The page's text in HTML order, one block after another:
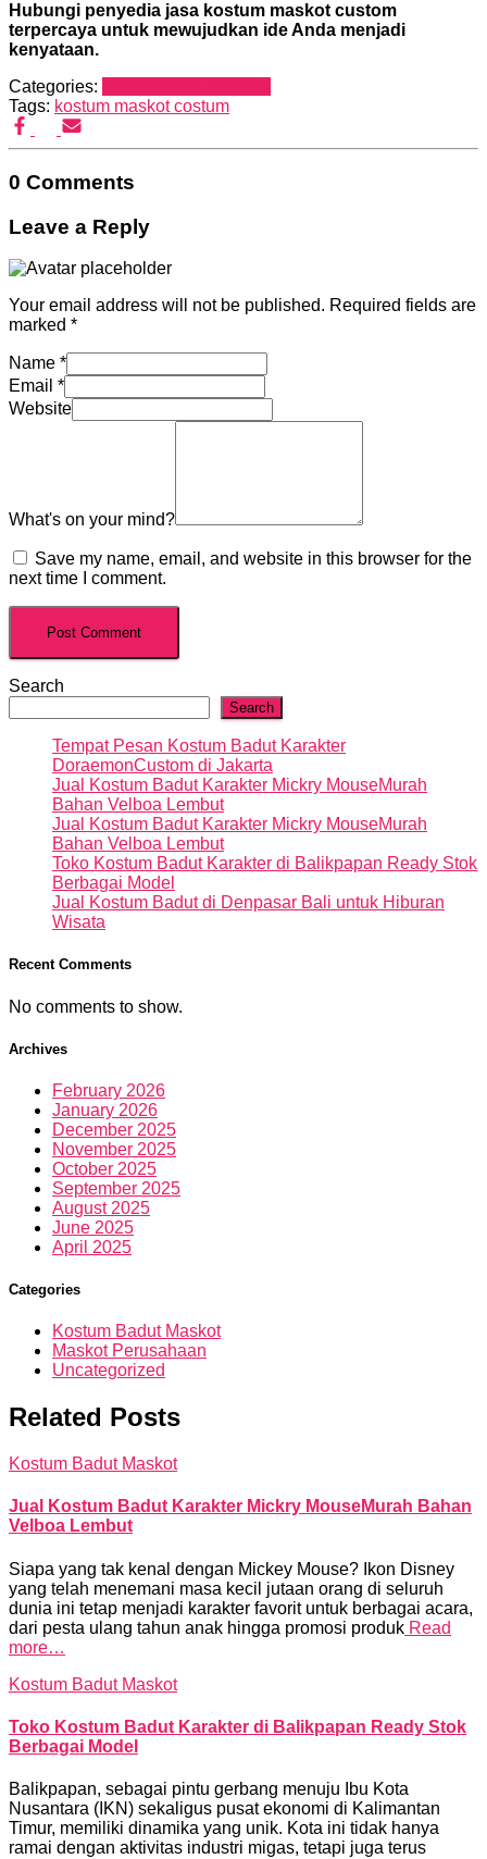
Hubungi penyedia jasa kostum maskot custom
terpercaya untuk mewujudkan ide Anda menjadi
kenyataan.
Categories:
Tags: kostum maskot costum
0 Comments
Leave a Reply
Your email address will not be published. Required fields are
marked *
Name *
Email *
Website
What's on your mind?
Save my name, email, and website in this browser for the
next time I comment.
Search
Search
Tempat Pesan Kostum Badut Karakter
DoraemonCustom di Jakarta
Jual Kostum Badut Karakter Mickry MouseMurah
Bahan Velboa Lembut
Jual Kostum Badut Karakter Mickry MouseMurah
Bahan Velboa Lembut
Toko Kostum Badut Karakter di Balikpapan Ready Stok
Berbagai Model
Jual Kostum Badut di Denpasar Bali untuk Hiburan
Wisata
Recent Comments
No comments to show.
Archives
February 2026
January 2026
December 2025
November 2025
October 2025
September 2025
August 2025
June 2025
April 2025
Categories
Kostum Badut Maskot
Maskot Perusahaan
Uncategorized
Related Posts
Kostum Badut Maskot
Jual Kostum Badut Karakter Mickry MouseMurah Bahan
Velboa Lembut
Siapa yang tak kenal dengan Mickey Mouse? Ikon Disney
yang telah menemani masa kecil jutaan orang di seluruh
dunia ini tetap menjadi karakter favorit untuk berbagai acara,
dari pesta ulang tahun anak hingga promosi produk Read
more…
Kostum Badut Maskot
Toko Kostum Badut Karakter di Balikpapan Ready Stok
Berbagai Model
Balikpapan, sebagai pintu gerbang menuju Ibu Kota
Nusantara (IKN) sekaligus pusat ekonomi di Kalimantan
Timur, memiliki dinamika yang unik. Kota ini tidak hanya
ramai dengan aktivitas industri migas, tetapi juga terus